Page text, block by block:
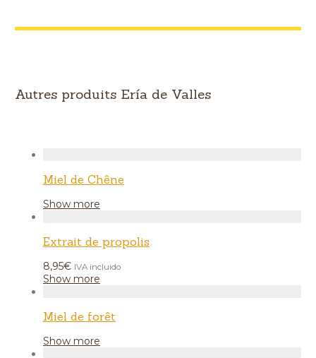
Autres produits Ería de Valles
Miel de Chêne
Show more
Extrait de propolis
8,95€ IVA incluido
Show more
Miel de forêt
Show more